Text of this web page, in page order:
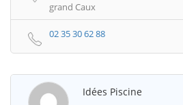
grand Caux
02 35 30 62 88
Idées Piscine